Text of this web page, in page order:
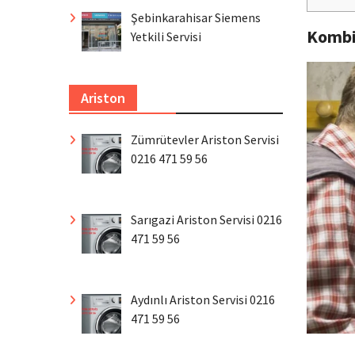
Şebinkarahisar Siemens
Yetkili Servisi
Ariston
Zümrütevler Ariston Servisi
0216 471 59 56
Sarıgazi Ariston Servisi 0216
471 59 56
Aydınlı Ariston Servisi 0216
471 59 56